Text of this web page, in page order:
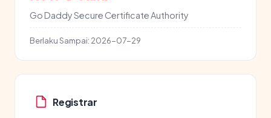
Go Daddy Secure Certificate Authority
Berlaku Sampai: 2026-07-29
Registrar